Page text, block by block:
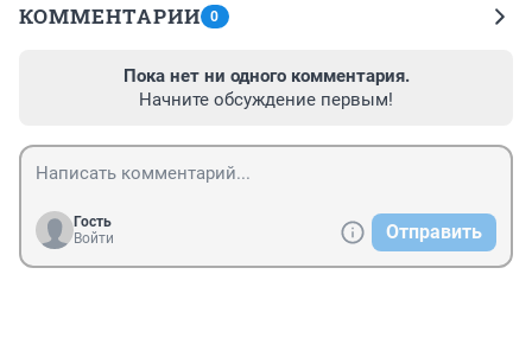
КОММЕНТАРИИ 0
Пока нет ни одного комментария.
Начните обсуждение первым!
Гость
Войти
Отправить